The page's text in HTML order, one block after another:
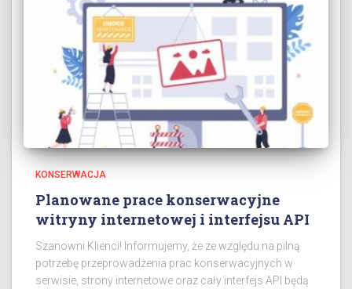
KONSERWACJA
Planowane prace konserwacyjne
witryny internetowej i interfejsu API
Szanowni Klienci! Informujemy, że ze względu na pilną
potrzebę przeprowadzenia prac konserwacyjnych w
serwisie, strony internetowe oraz cały interfejs API będą